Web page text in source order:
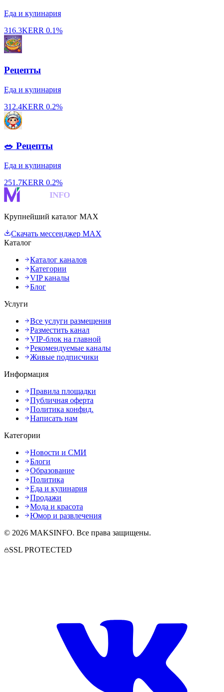
Еда и кулинария
316.3KERR 0.1%
Рецепты
Еда и кулинария
312.4KERR 0.2%
🥗 Рецепты
Еда и кулинария
251.7KERR 0.2%
INFO
Крупнейший каталог MAX
Скачать мессенджер MAX
Каталог
Каталог каналов
Категории
VIP каналы
Блог
Услуги
Все услуги размещения
Разместить канал
VIP-блок на главной
Рекомендуемые каналы
Живые подписчики
Информация
Правила площадки
Публичная оферта
Политика конфид.
Написать нам
Категории
Новости и СМИ
Блоги
Образование
Политика
Еда и кулинария
Продажи
Мода и красота
Юмор и развлечения
© 2026 MAKSINFO. Все права защищены.
SSL PROTECTED